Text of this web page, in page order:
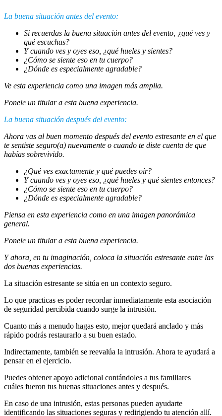
La buena situación antes del evento:
Si recuerdas la buena situación antes del evento ¿qué ves y
qué escuchas?
Y cuando ves y oyes eso, ¿qué hueles y sientes?
¿Cómo se siente eso en tu cuerpo?
¿Dónde es especialmente agradable?
Ve esta experiencia como una imagen más amplia.
Ponele un titulara esta buena experiencia.
La buena situación después del evento:
Ahora vas al buen momento después del evento estresante en el que
te sentiste seguro(a) nuevamente o cuando te diste cuenta de que
habías sobrevivido.
¿Qué ves exactamente y qué puedes oír?
Y cuando ves y oyes eso, ¿qué hueles y qué sientes entonces?
¿Cómo se siente eso en tu cuerpo?
¿Dónde es especialmente agradable?
Piensa en esta experiencia como en una imagen panorámica
general.
Ponele un titular a esta buena experiencia.
Y ahora, en tu imaginación, coloca la situación estresante entre las
dos buenas experiencias.
La situación estresante se sitúa en un contexto seguro.
Lo que practicas es poder recordar inmediatamente esta asociación
de seguridad percibida cuando surge la intrusión.
Cuanto más a menudo hagas esto, mejor quedará anclado y más
rápido podrás restaurarlo a su buen estado.
Indirectamente, también se reevalúa la intrusión. Ahora te ayudará a
pensar en el ejercicio.
Puedes obtener apoyo adicional contándoles a tus familiares
cuáles fueron tus buenas situaciones antes y después.
En caso de una intrusión, estas personas pueden ayudarte
identificando las situaciones seguras y redirigiendo tu atención allí.